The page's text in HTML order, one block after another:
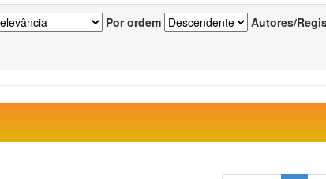
Por ordem Autores/